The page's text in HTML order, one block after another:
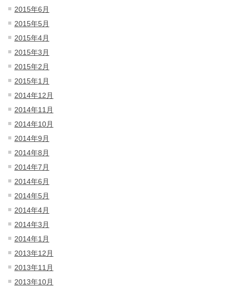
2015年6月
2015年5月
2015年4月
2015年3月
2015年2月
2015年1月
2014年12月
2014年11月
2014年10月
2014年9月
2014年8月
2014年7月
2014年6月
2014年5月
2014年4月
2014年3月
2014年1月
2013年12月
2013年11月
2013年10月